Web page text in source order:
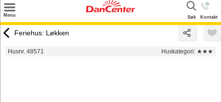
Menu Kontakt
Søk
Tilbud
Feriehus: Løkken
Husnr. 48571 Huskategori: ★★★